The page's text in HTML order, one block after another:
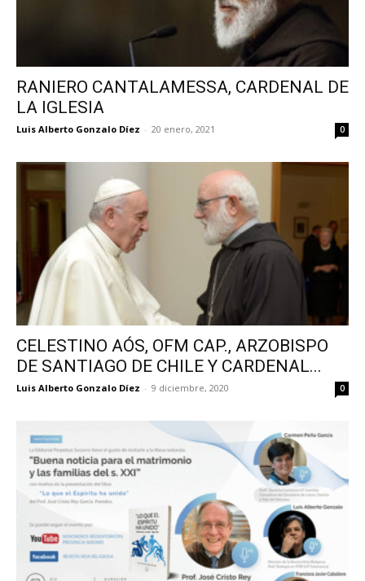
RANIERO CANTALAMESSA, CARDENAL DE
LA IGLESIA
Luis Alberto Gonzalo Díez - 20 enero, 2021 0
CELESTINO AÓS, OFM CAP., ARZOBISPO
DE SANTIAGO DE CHILE Y CARDENAL...
Luis Alberto Gonzalo Díez - 9 diciembre, 2020 0